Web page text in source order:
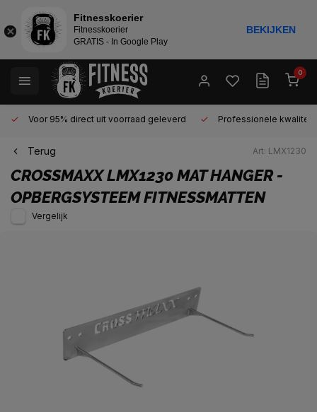
0
Voor 95% direct uit voorraad geleverd Professionele kwaliteit
Terug Art: LMX1230
CROSSMAXXLMX1230 MAT HANGER -
OPBERGSYSTEEM FITNESSMATTEN
Vergelijk
Fitnesskoerier
Fitnesskoerier
GRATIS - In Google Play
BEKIJKEN